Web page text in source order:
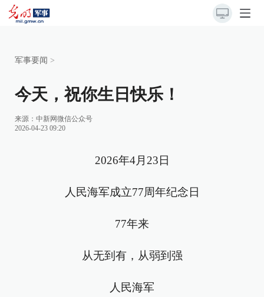
军事要闻 >
今天，祝你生日快乐！
来源： 中新网微信公众号
2026-04-23 09:20
2026年4月23日
人民海军成立77周年纪念日
77年来
从无到有，从弱到强
人民海军